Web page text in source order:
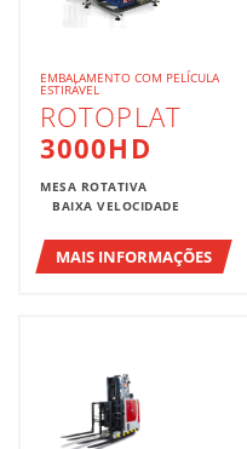
EMBALAMENTO COM PELÍCULA
ESTIRÁVEL
ROTOPLAT
3000HD
MESA ROTATIVA
BAIXA VELOCIDADE
MAIS INFORMAÇÕES